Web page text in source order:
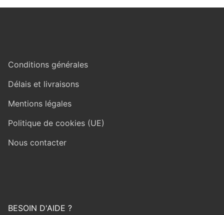
Conditions générales
Délais et livraisons
Mentions légales
Politique de cookies (UE)
Nous contacter
BESOIN D'AIDE ?